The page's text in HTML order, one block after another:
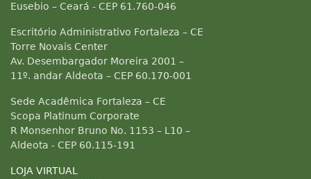
Eusebio – Ceará - CEP 61.760-046
Escritório Administrativo Fortaleza – CE
Torre Novais Center
Av. Desembargador Moreira 2001 –
11º. andar Aldeota – CEP 60.170-001
Sede Acadêmica Fortaleza – CE
Scopa Platinum Corporate
R Monsenhor Bruno No. 1153 – L10 –
Aldeota - CEP 60.115-191
LOJA VIRTUAL